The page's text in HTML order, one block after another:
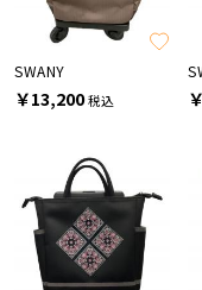
SWANY
￥13,200税込